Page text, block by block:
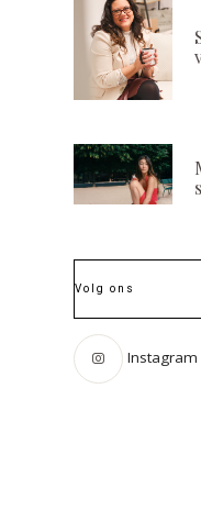
Volg ons
Instagram